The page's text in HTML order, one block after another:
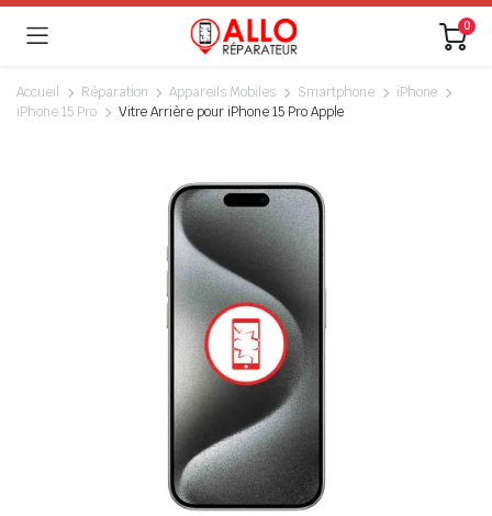
0
Accueil Réparation Appareils Mobiles Smartphone
iPhone
iPhone 15 Pro
Vitre Arrière pour iPhone 15 Pro Apple